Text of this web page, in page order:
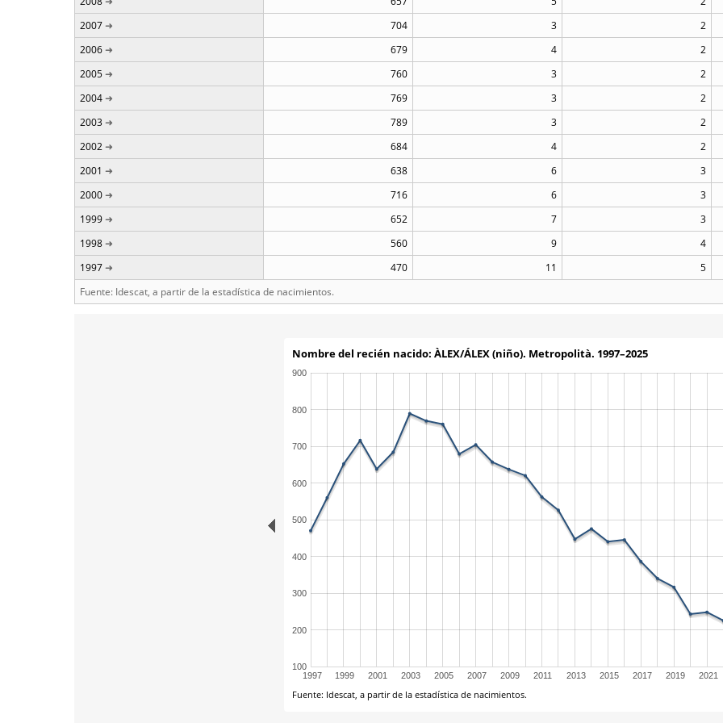
2007
704 3
2
2006
679 4
2
2005
760 3
2
2004
769 3
2
2003
789 3
2
2002
684 4
2
2001
638 6
3
2000
716 6
3
1999
652 7
3
1998
560 9
4
1997
470 11
5
Fuente: Idescat, a partir de la estadística de nacimientos.